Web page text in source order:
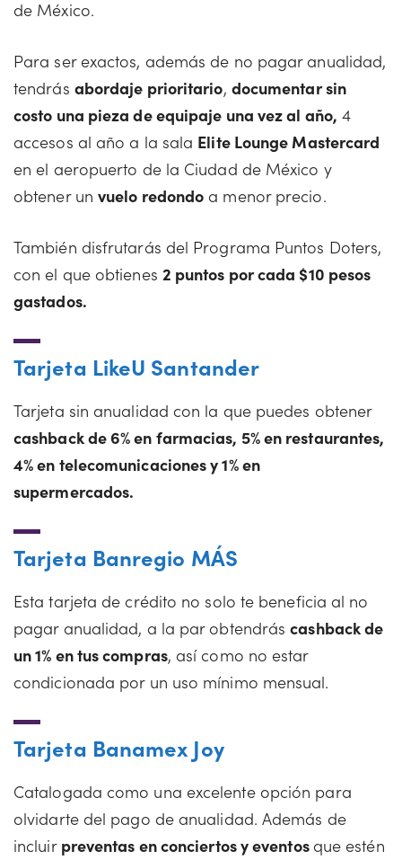
de México.
Para ser exactos, además de no pagar anualidad,
tendrás abordaje prioritario, documentar sin
costo una pieza de equipaje una vez al año, 4
accesos al año a la sala Elite Lounge Mastercard
en el aeropuerto de la Ciudad de México y
obtener un vuelo redondo a menor precio.
También disfrutarás del Programa Puntos Doters,
con el que obtienes 2 puntos por cada $10 pesos
gastados.
Tarjeta LikeU Santander
Tarjeta sin anualidad con la que puedes obtener
cashback de 6% en farmacias, 5% en restaurantes,
4% en telecomunicaciones y 1% en
supermercados.
Tarjeta Banregio MÁS
Esta tarjeta de crédito no solo te beneficia al no
pagar anualidad, a la par obtendráscashback de
un 1% en tus compras, así como no estar
condicionada por un uso mínimo mensual.
Tarjeta Banamex Joy
Catalogada como una excelente opción para
olvidarte del pago de anualidad. Además de
incluir preventas en conciertos y eventos que estén